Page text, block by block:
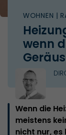
WOHNEN |
wenn
Wenn die
meistens
nicht nur,